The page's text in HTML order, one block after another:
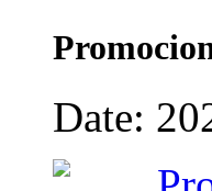
Date: